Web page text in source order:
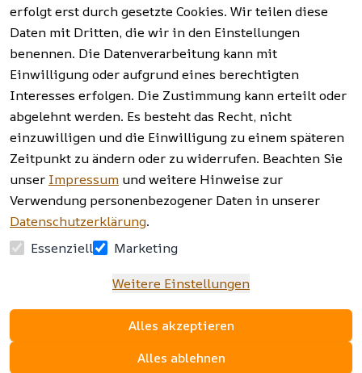
erfolgt erst durch gesetzte Cookies. Wir teilen diese
Daten mit Dritten, die wir in den Einstellungen
benennen. Die Datenverarbeitung kann mit
Einwilligung oder aufgrund eines berechtigten
Interesses erfolgen. Die Zustimmung kann erteilt oder
abgelehnt werden. Es besteht das Recht, nicht
einzuwilligen und die Einwilligung zu einem späteren
Zeitpunkt zu ändern oder zu widerrufen. Beachten Sie
unser Impressum und weitere Hinweise zur
Verwendung personenbezogener Daten in unserer
Datenschutzerklärung.
Essenziell
Marketing
Weitere Einstellungen
Alles akzeptieren
Alles ablehnen
Vertrag
widerrufen
Facebook |
Instagram |
Newsletter
AGB | Impressum |
Datenschutzerklärung |
Barrierefreiheitserklärung |
Widerrufsrecht